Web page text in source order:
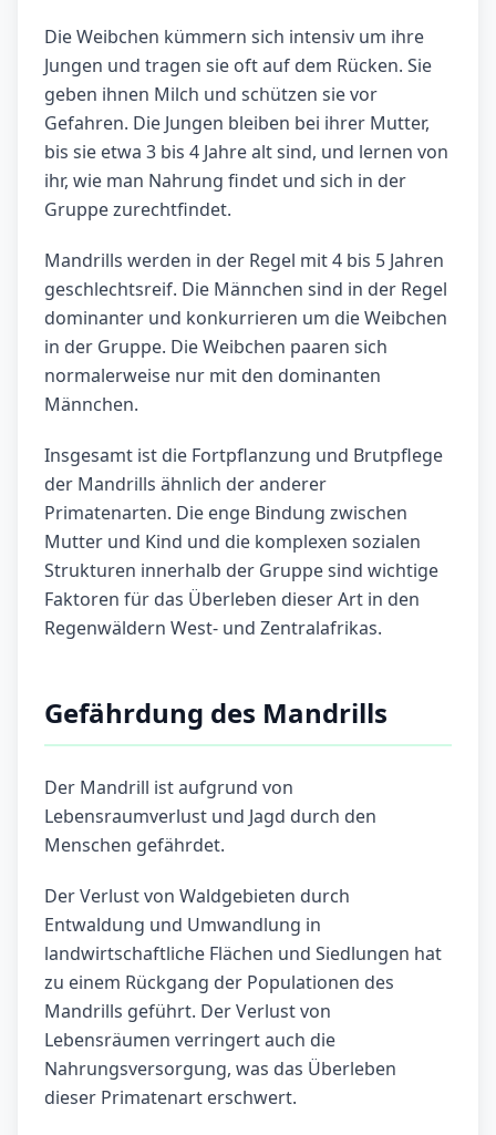
Die Weibchen kümmern sich intensiv um ihre
Jungen und tragen sie oft auf dem Rücken. Sie
geben ihnen Milch und schützen sie vor
Gefahren. Die Jungen bleiben bei ihrer Mutter,
bis sie etwa 3 bis 4 Jahre alt sind, und lernen von
ihr, wie man Nahrung findet und sich in der
Gruppe zurechtfindet.
Mandrills werden in der Regel mit 4 bis 5 Jahren
geschlechtsreif. Die Männchen sind in der Regel
dominanter und konkurrieren um die Weibchen
in der Gruppe. Die Weibchen paaren sich
normalerweise nur mit den dominanten
Männchen.
Insgesamt ist die Fortpflanzung und Brutpflege
der Mandrills ähnlich der anderer
Primatenarten. Die enge Bindung zwischen
Mutter und Kind und die komplexen sozialen
Strukturen innerhalb der Gruppe sind wichtige
Faktoren für das Überleben dieser Art in den
Regenwäldern West- und Zentralafrikas.
Gefährdung des Mandrills
Der Mandrill ist aufgrund von
Lebensraumverlust und Jagd durch den
Menschen gefährdet.
Der Verlust von Waldgebieten durch
Entwaldung und Umwandlung in
landwirtschaftliche Flächen und Siedlungen hat
zu einem Rückgang der Populationen des
Mandrills geführt. Der Verlust von
Lebensräumen verringert auch die
Nahrungsversorgung, was das Überleben
dieser Primatenart erschwert.